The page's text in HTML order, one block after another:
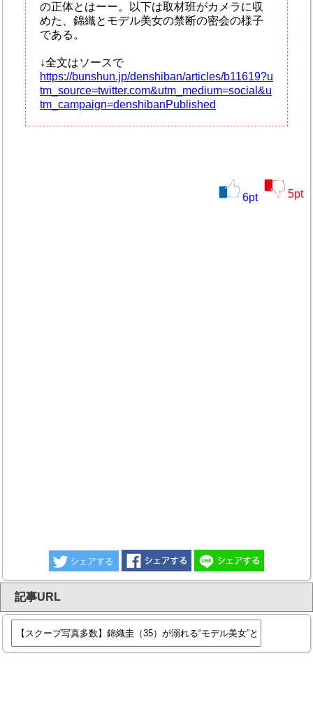
の正体とはーー。以下は取材班がカメラに収
めた、錦織とモデル美女の禁断の密会の様子
である。
↓全文はソースで
https://bunshun.jp/denshiban/articles/b11619?u
tm_source=twitter.com&utm_medium=social&u
tm_campaign=denshibanPublished
6pt 5pt
記事URL